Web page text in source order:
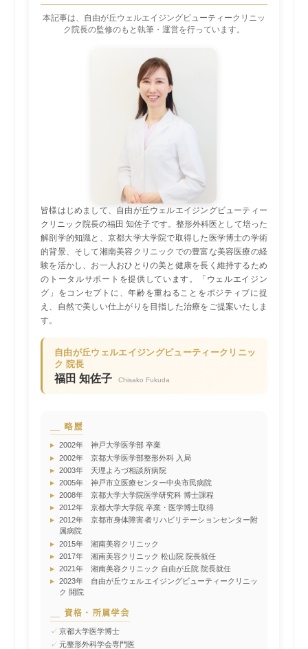
本記事は、自由が丘ウェルエイジングビューティークリニッ
ク院長の監修のもと執筆・運営を行っています。
皆様はじめまして、自由が丘ウェルエイジングビューティー
クリニック院長の福田 知佐子です。整形外科医として培った
解剖学的知識と、京都大学大学院で取得した医学博士の学術
的背景、そして湘南美容クリニックでの豊富な美容医療の経
験を活かし、お一人おひとりの美と健康を長く維持するため
のトータルサポートを提供しています。「ウェルエイジン
グ」をコンセプトに、年齢を重ねることをポジティブに捉
え、自然で美しい仕上がりを目指した治療をご提案いたしま
す。
自由が丘ウェルエイジングビューティークリニッ
ク 院長
福田 知佐子 Chisako Fukuda
略歴
▸
2002年 神戸大学医学部 卒業
▸
2002年 京都大学医学部整形外科 入局
▸
2003年 天理よろづ相談所病院
▸
2005年 神戸市立医療センター中央市民病院
▸
2008年 京都大学大学院医学研究科 博士課程
▸
2012年 京都大学大学院 卒業・医学博士取得
▸
2012年 京都市身体障害者リハビリテーションセンター附
属病院
▸
2015年 湘南美容クリニック
▸
2017年 湘南美容クリニック 松山院 院長就任
▸
2021年 湘南美容クリニック 自由が丘院 院長就任
▸
2023年 自由が丘ウェルエイジングビューティークリニッ
ク 開院
資格・所属学会
✓ 京都大学医学博士
✓ 元整形外科学会専門医